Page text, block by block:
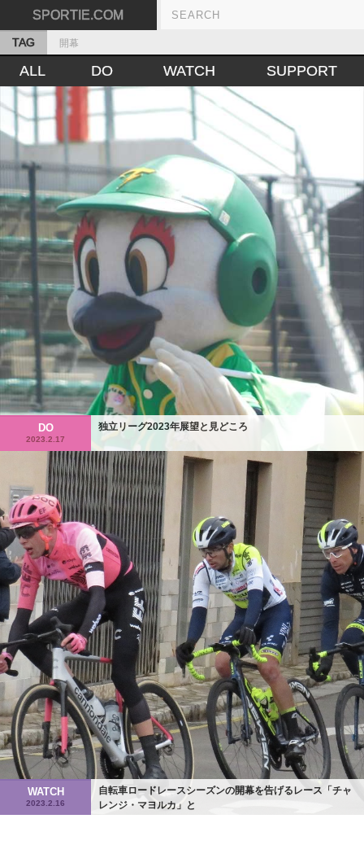
SPORTIE.COM
TAG 開幕
ALL DO WATCH SUPPORT
DO
2023.2.17
独立リーグ2023年展望と見どころ
WATCH
2023.2.16
自転車ロードレースシーズンの開幕を告げるレース「チャ
レンジ・マヨルカ」と